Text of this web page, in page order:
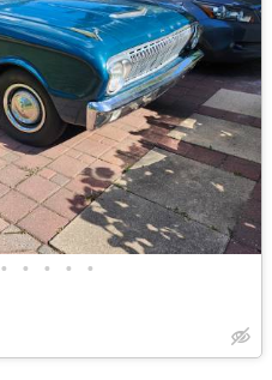
• • • • •